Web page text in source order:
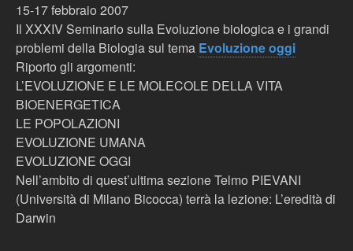
15-17 febbraio 2007
Il XXXIV Seminario sulla Evoluzione biologica e i grandi
problemi della Biologia sul tema Evoluzione oggi
Riporto gli argomenti:
L’EVOLUZIONE E LE MOLECOLE DELLA VITA
BIOENERGETICA
LE POPOLAZIONI
EVOLUZIONE UMANA
EVOLUZIONE OGGI
Nell’ambito di quest’ultima sezione Telmo PIEVANI
(Università di Milano Bicocca) terrà la lezione: L’eredità di
Darwin